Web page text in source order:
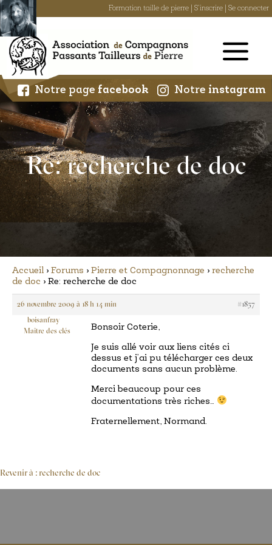
Formation taille de pierre S'inscrire Se connecter
Skip
to
content
Notre page facebook Notre instagram
Re: recherche de doc
Accueil › Forums › Pierre et Compagnonnage › recherche
de doc › Re: recherche de doc
26 novembre 2009 à 18 h 14 min #1857
boisanfray
Maître des clés
Bonsoir Coterie,
Je suis allé voir aux liens cités ci
dessus et j’ai pu télécharger ces deux
documents sans aucun problème.
Merci beaucoup pour ces
documentations très riches…
Fraternellement, Normand.
Revenir à : recherche de doc